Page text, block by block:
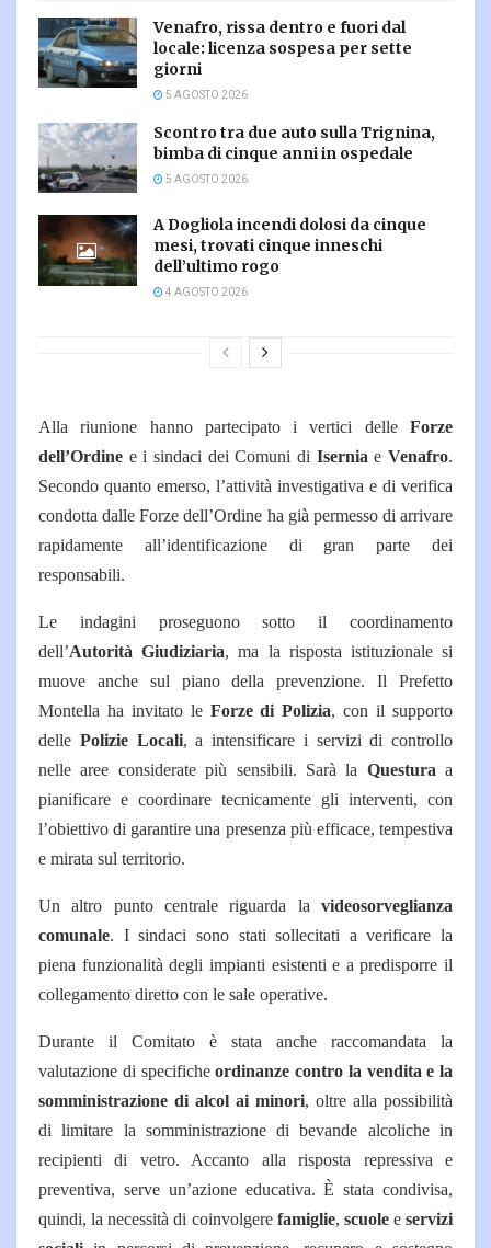
Venafro, rissa dentro e fuori dal
locale: licenza sospesa per sette
giorni
5 AGOSTO 2026
Scontro tra due auto sulla Trignina,
bimba di cinque anni in ospedale
5 AGOSTO 2026
A Dogliola incendi dolosi da cinque
mesi, trovati cinque inneschi
dell’ultimo rogo
4 AGOSTO 2026
Alla riunione hanno partecipato i vertici delle Forze
dell’Ordine e i sindaci dei Comuni di Isernia eVenafro.
Secondo quanto emerso, l’attività investigativa e di verifica
condotta dalle Forze dell’Ordine ha già permesso di arrivare
rapidamente all’identificazione di gran parte dei
responsabili.
Le indagini proseguono sotto il coordinamento
dell’Autorità Giudiziaria, ma la risposta istituzionale si
muove anche sul piano della prevenzione.Il Prefetto
Montella ha invitato le Forze di Polizia, con il supporto
delle Polizie Locali, a intensificare i servizi di controllo
nelle aree considerate più sensibili. Sarà la Questura a
pianificare e coordinare tecnicamente gli interventi, con
l’obiettivo di garantire una presenza più efficace, tempestiva
e mirata sul territorio.
Un altro punto centrale riguarda la videosorveglianza
comunale. I sindaci sono stati sollecitati a verificare la
piena funzionalità degli impianti esistenti e a predisporre il
collegamento diretto con le sale operative.
Durante il Comitato è stata anche raccomandata la
valutazione di specificheordinanze contro la vendita e la
somministrazione di alcol ai minori, oltre alla possibilità
di limitare la somministrazione di bevande alcoliche in
recipienti di vetro. Accanto alla risposta repressiva e
preventiva, serve un’azione educativa. È stata condivisa,
quindi, la necessità di coinvolgere famiglie, scuolee servizi